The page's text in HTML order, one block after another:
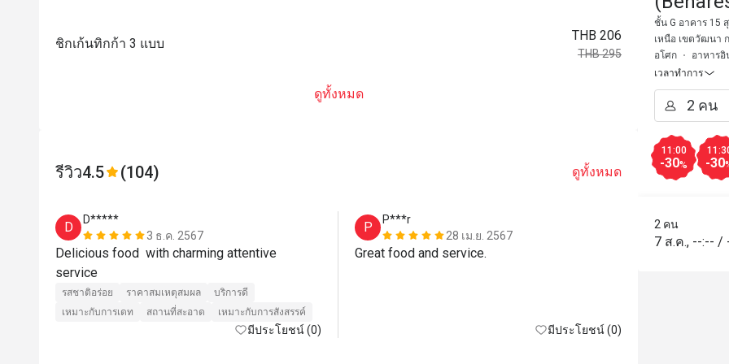
ชิกเก้นทิกก้า 3 แบบ
THB 206
THB 295
ดูทั้งหมด
รีวิว4.5 (104) ดูทั้งหมด
D
D*****
3 ธ.ค. 2567
Delicious food  with charming attentive
รสชาติอร่อย ราคาสมเหตุสมผล
บริการดี
เหมาะกับการเดท
สถานที่สะอาด เหมาะกับการสังสรรค์
มีประโยชน์ (0)
P
P***r
28 เม.ย. 2567
Great food and service.
มีประโยชน์ (0)
I
The
ชั้น G อาคาร 15
เหนือ เขตวัฒนา
อโศก
อาหารอิ
เวลาทำการ
11:00
-30% -30
2 คน
7 ส.ค., --:-- /